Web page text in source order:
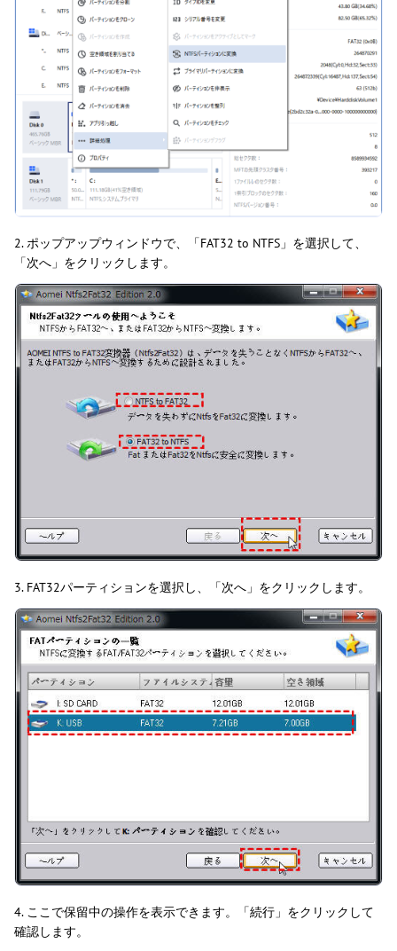
2. ポップアップウィンドウで、「FAT32 to NTFS」を選択して、
「次へ」をクリックします。
3. FAT32パーティションを選択し、「次へ」をクリックします。
4. ここで保留中の操作を表示できます。「続行」をクリックして
確認します。